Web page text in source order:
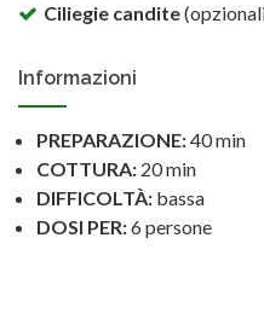
Ciliegie candite
Informazioni
PREPARAZIONE:40 min
COTTURA: 20 min
DIFFICOLTÀ: bassa
DOSI PER:6 persone